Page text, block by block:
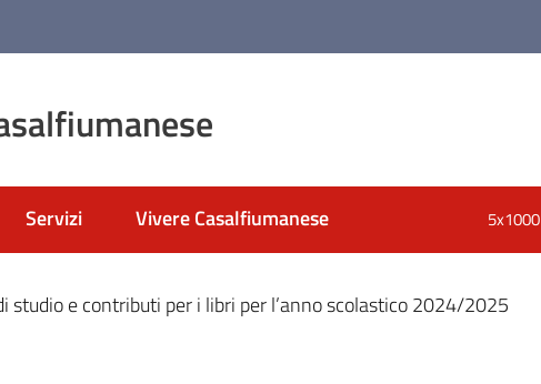
Servizi Vivere Casalfiumanese 5x1000
studio e contributi per i libri per l’anno scolastico 2024/2025